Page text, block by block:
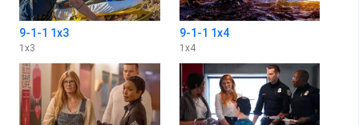
9-1-1 1x3
1 x3
9-1-1 1x4
1 x4